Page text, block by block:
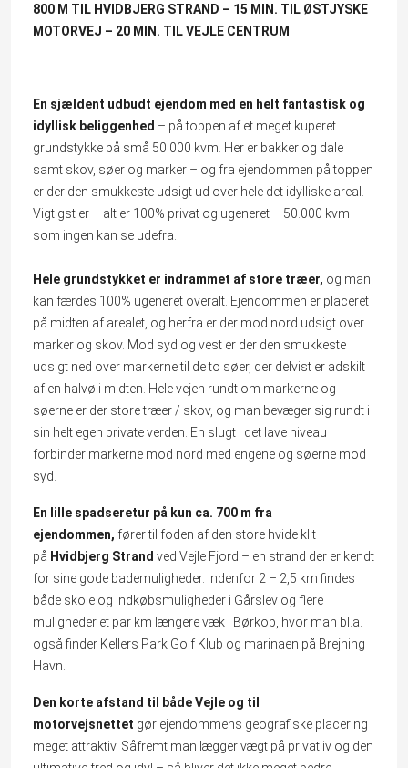
800 M TIL HVIDBJERG STRAND – 15 MIN. TIL ØSTJYSKE
MOTORVEJ – 20 MIN. TIL VEJLE CENTRUM
En sjældent udbudt ejendom med en helt fantastisk og
idyllisk beliggenhed – på toppen af et meget kuperet
grundstykke på små 50.000 kvm. Her er bakker og dale
samt skov, søer og marker – og fra ejendommen på toppen
er der den smukkeste udsigt ud over hele det idylliske areal.
Vigtigst er – alt er 100% privat og ugeneret – 50.000 kvm
som ingen kan se udefra.
Hele grundstykket er indrammet af store træer, og man
kan færdes 100% ugeneret overalt. Ejendommen er placeret
på midten af arealet, og herfra er der mod nord udsigt over
marker og skov. Mod syd og vest er der den smukkeste
udsigt ned over markerne til de to søer, der delvist er adskilt
af en halvø i midten. Hele vejen rundt om markerne og
søerne er der store træer / skov, og man bevæger sig rundt i
sin helt egen private verden. En slugt i det lave niveau
forbinder markerne mod nord med engene og søerne mod
syd.
En lille spadseretur på kun ca. 700 m fra
ejendommen, fører til foden af den store hvide klit
på Hvidbjerg Strand ved Vejle Fjord – en strand der er kendt
for sine gode bademuligheder. Indenfor 2 – 2,5 km findes
både skole og indkøbsmuligheder i Gårslev og flere
muligheder et par km længere væk i Børkop, hvor man bl.a.
også finder Kellers Park Golf Klub og marinaen på Brejning
Havn.
Den korte afstand til både Vejle og til
motorvejsnettet gør ejendommens geografiske placering
meget attraktiv. Såfremt man lægger vægt på privatliv og den